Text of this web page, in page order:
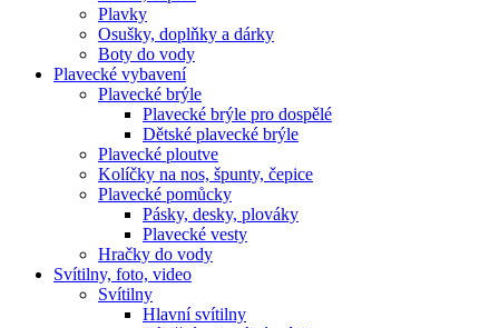
Plavky
Osušky, doplňky a dárky
Boty do vody
Plavecké vybavení
Plavecké brýle
Plavecké brýle pro dospělé
Dětské plavecké brýle
Plavecké ploutve
Kolíčky na nos, špunty, čepice
Plavecké pomůcky
Pásky, desky, plováky
Plavecké vesty
Hračky do vody
Svítilny, foto, video
Svítilny
Hlavní svítilny